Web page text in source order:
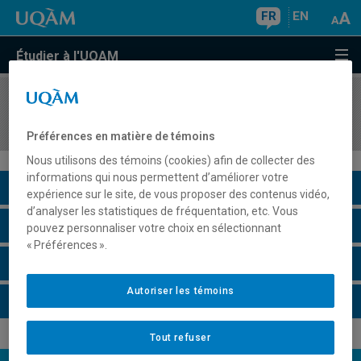
FR EN
Étudier à l'UQAM
COURS//
Description du cours
Horaire - Été 2026
Préférences en matière de témoins
Nous utilisons des témoins (cookies) afin de collecter des
informations qui nous permettent d’améliorer votre
expérience sur le site, de vous proposer des contenus vidéo,
d’analyser les statistiques de fréquentation, etc. Vous
pouvez personnaliser votre choix en sélectionnant
« Préférences ».
Tout refuser
Autoriser les témoins